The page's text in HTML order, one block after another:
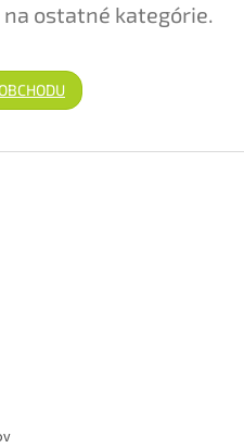
ostatné kategórie.